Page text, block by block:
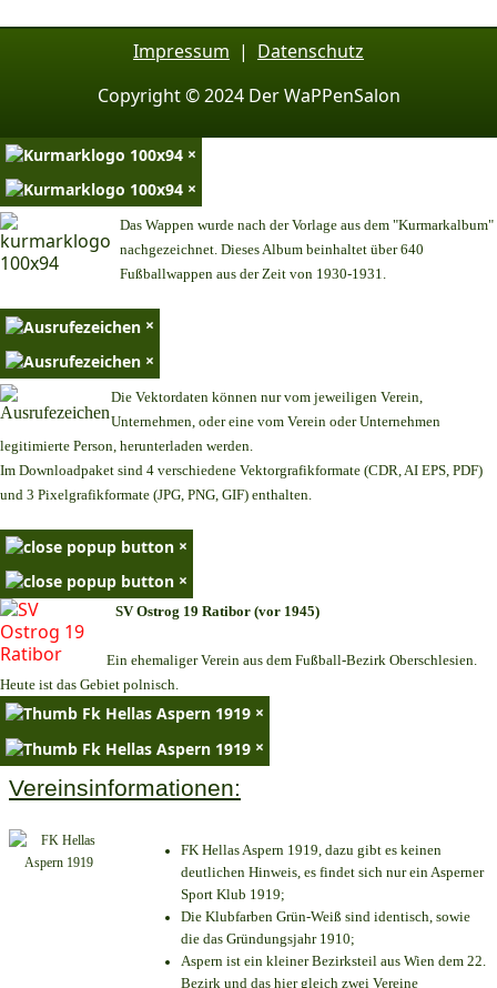
Impressum | Datenschutz
Copyright © 2024 Der WaPPenSalon
×
×
Das Wappen wurde nach der Vorlage aus dem "Kurmarkalbum"
nachgezeichnet. Dieses Album beinhaltet über 640
Fußballwappen aus der Zeit von 1930-1931.
×
×
Die Vektordaten können nur vom jeweiligen Verein,
Unternehmen, oder eine vom Verein oder Unternehmen
legitimierte Person, herunterladen werden.
Im Downloadpaket sind 4 verschiedene Vektorgrafikformate (CDR, AI EPS, PDF)
und 3 Pixelgrafikformate (JPG, PNG, GIF) enthalten.
×
×
SV Ostrog 19 Ratibor (vor 1945)
Ein ehemaliger Verein aus dem Fußball-Bezirk Oberschlesien.
Heute ist das Gebiet polnisch.
×
×
Vereinsinformationen:
FK Hellas Aspern 1919, dazu gibt es keinen
deutlichen Hinweis, es findet sich nur ein Asperner
Sport Klub 1919;
Die Klubfarben Grün-Weiß sind identisch, sowie
die das Gründungsjahr 1910;
Aspern ist ein kleiner Bezirksteil aus Wien dem 22.
Bezirk und das hier gleich zwei Vereine